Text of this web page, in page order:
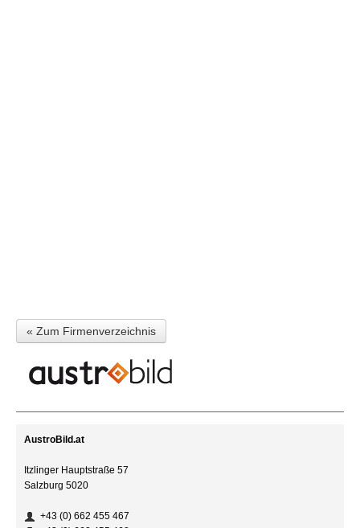
« Zum Firmenverzeichnis
AustroBild.at
Itzlinger Hauptstraße 57
Salzburg 5020
+43 (0) 662 455 467